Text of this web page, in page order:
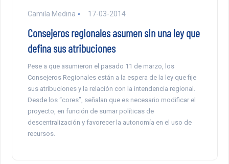
Camila Medina 17-03-2014
Consejeros regionales asumen sin una ley que
defina sus atribuciones
Pese a que asumieron el pasado 11 de marzo, los
Consejeros Regionales están a la espera de la ley que fije
sus atribuciones y la relación con la intendencia regional.
Desde los “cores”, señalan que es necesario modificar el
proyecto, en función de sumar políticas de
descentralización y favorecer la autonomía en el uso de
recursos.